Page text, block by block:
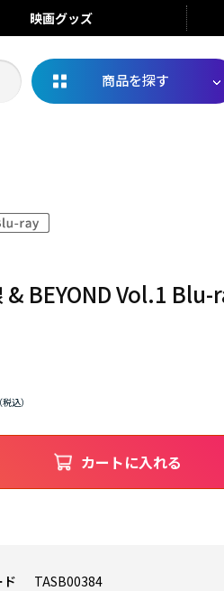
映画グッズ
商品を探す
& BEYOND Vol.1 Blu-
ド
TASB00384
カートに入れる